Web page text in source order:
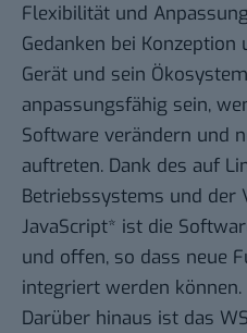
Flexibilität und
Gedanken bei Konzeption
Gerät und sein
anpassungsfähig sein,
Software verändern und
auftreten. Dank des auf
Betriebssystems und der
JavaScript* ist die
und offen, so dass neue
integriert werden können.
Darüber hinaus ist das